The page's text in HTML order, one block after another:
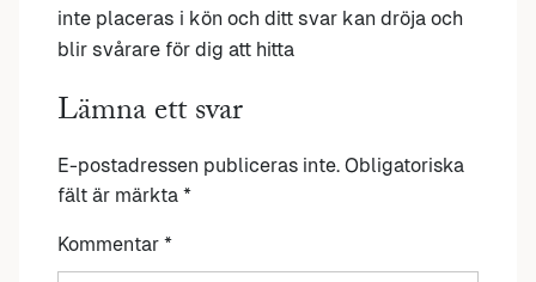
inte placeras i kön och ditt svar kan dröja och
blir svårare för dig att hitta
Lämna ett svar
E-postadressen publiceras inte. Obligatoriska
fält är märkta *
Kommentar *